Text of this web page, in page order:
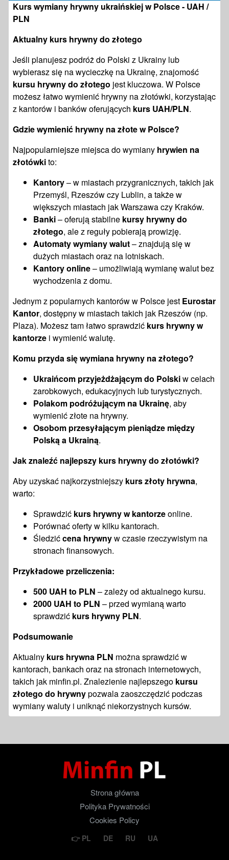
Kurs wymiany hrywny ukraińskiej w Polsce - UAH /
PLN
Aktualny kurs hrywny do złotego
Jeśli planujesz podróż do Polski z Ukrainy lub
wybierasz się na wycieczkę na Ukrainę, znajomość
kursu hrywny do złotego jest kluczowa. W Polsce
możesz łatwo wymienić hrywny na złotówki, korzystając
z kantorów i banków oferujących kurs UAH/PLN.
Gdzie wymienić hrywny na złote w Polsce?
Najpopularniejsze miejsca do wymiany hrywien na
złotówkito:
Kantory– w miastach przygranicznych, takich jak
Przemyśl, Rzeszów czy Lublin, a także w
większych miastach jak Warszawa czy Kraków.
Banki– oferują stabilne kursy hrywny do
złotego, ale z reguły pobierają prowizję.
Automaty wymiany walut– znajdują się w
dużych miastach oraz na lotniskach.
Kantory online– umożliwiają wymianę walut bez
wychodzenia z domu.
Jednym z popularnych kantorów w Polsce jest Eurostar
Kantor, dostępny w miastach takich jak Rzeszów (np.
Plaza). Możesz tam łatwo sprawdzić kurs hrywny w
kantorze i wymienić walutę.
Komu przyda się wymiana hrywny na złotego?
Ukraińcom przyjeżdżającym do Polskiw celach
zarobkowych, edukacyjnych lub turystycznych.
Polakom podróżującym na Ukrainę, aby
wymienić złote na hrywny.
Osobom przesyłającym pieniądze między
Polską a Ukrainą.
Jak znaleźć najlepszy kurs hrywny do złotówki?
Aby uzyskać najkorzystniejszy kurs złoty hrywna,
warto:
Sprawdzić kurs hrywny w kantorzeonline.
Porównać oferty w kilku kantorach.
Śledzićcena hrywnyw czasie rzeczywistym na
stronach finansowych.
Przykładowe przeliczenia:
500 UAH to PLN – zależy od aktualnego kursu.
2000 UAH to PLN – przed wymianą warto
sprawdzić kurs hrywny PLN.
Podsumowanie
Aktualny kurs hrywna PLN można sprawdzić w
kantorach, bankach oraz na stronach internetowych,
takich jak minfin.pl. Znalezienie najlepszego kursu
złotego do hrywnypozwala zaoszczędzić podczas
wymiany waluty i uniknąć niekorzystnych kursów.
Strona główna
Polityka Prywatności
Cookies Policy
PL DE RU UA